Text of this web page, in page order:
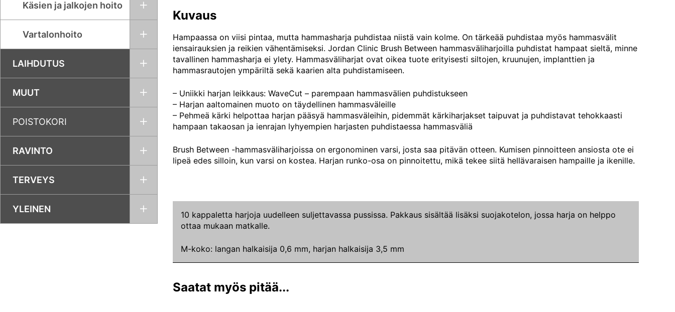
Käsien ja jalkojen hoito
Vartalonhoito
LAIHDUTUS
MUUT
POISTOKORI
RAVINTO
TERVEYS
YLEINEN
Kuvaus
Hampaassa on viisi pintaa, mutta hammasharja puhdistaa niistä vain kolme. On tärkeää puhdistaa myös hammasvälit
iensairauksien ja reikien vähentämiseksi. Jordan Clinic Brush Between hammasväliharjoilla puhdistat hampaat sieltä, minne
tavallinen hammasharja ei ylety. Hammasväliharjat ovat oikea tuote erityisesti siltojen, kruunujen, implanttien ja
hammasrautojen ympäriltä sekä kaarien alta puhdistamiseen.
– Uniikki harjan leikkaus: WaveCut – parempaan hammasvälien puhdistukseen
– Harjan aaltomainen muoto on täydellinen hammasväleille
– Pehmeä kärki helpottaa harjan pääsyä hammasväleihin, pidemmät kärkiharjakset taipuvat ja puhdistavat tehokkaasti
hampaan takaosan ja ienrajan lyhyempien harjasten puhdistaessa hammasväliä
Brush Between -hammasväliharjoissa on ergonominen varsi, josta saa pitävän otteen. Kumisen pinnoitteen ansiosta ote ei
lipeä edes silloin, kun varsi on kostea. Harjan runko-osa on pinnoitettu, mikä tekee siitä hellävaraisen hampaille ja ikenille.
10 kappaletta harjoja uudelleen suljettavassa pussissa. Pakkaus sisältää lisäksi suojakotelon, jossa harja on helppo
ottaa mukaan matkalle.
M-koko: langan halkaisija 0,6 mm, harjan halkaisija 3,5 mm
Saatat myös pitää...